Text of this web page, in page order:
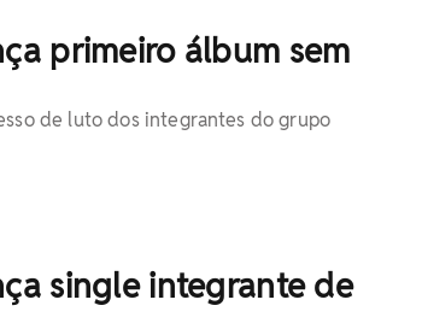
primeiro álbum sem
de luto dos integrantes do grupo
single integrante de